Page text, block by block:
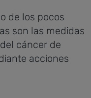
de los pocos
son las medidas
cáncer de
acciones